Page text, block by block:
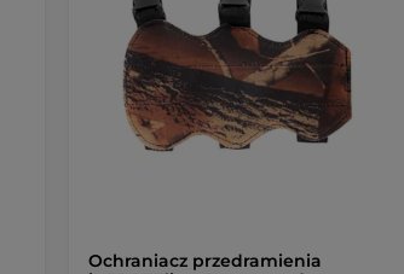
Ochraniacz przedramienia